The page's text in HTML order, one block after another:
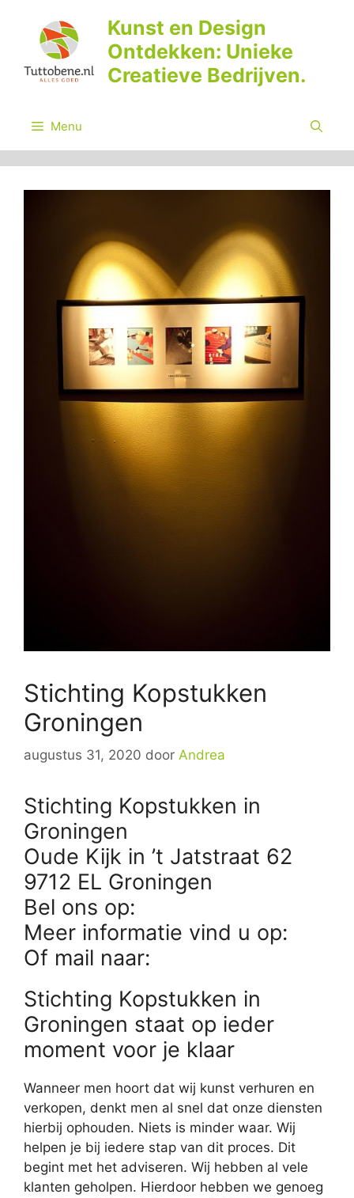
inhoud
Kunst en Design
Ontdekken: Unieke
Creatieve Bedrijven.
Menu
Stichting Kopstukken
Groningen
augustus 31, 2020 door Andrea
Stichting Kopstukken in
Groningen
Oude Kijk in ’t Jatstraat 62
9712 EL Groningen
Bel ons op:
Meer informatie vind u op:
Of mail naar:
Stichting Kopstukken in
Groningen staat op ieder
moment voor je klaar
Wanneer men hoort dat wij kunst verhuren en
verkopen, denkt men al snel dat onze diensten
hierbij ophouden. Niets is minder waar. Wij
helpen je bij iedere stap van dit proces. Dit
begint met het adviseren. Wij hebben al vele
klanten geholpen. Hierdoor hebben we genoeg